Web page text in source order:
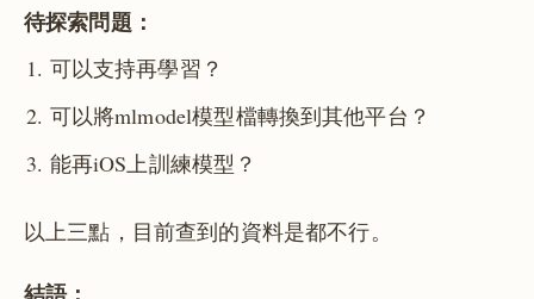
待探索問題：
可以支持再學習？
可以將mlmodel模型檔轉換到其他平台？
能再iOS上訓練模型？
以上三點，目前查到的資料是都不行。
結語：